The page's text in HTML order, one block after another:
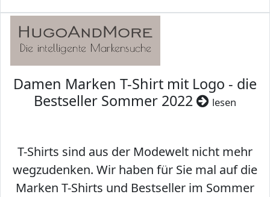
Damen Marken T-Shirt mit Logo - die
Bestseller Sommer 2022
lesen
T-Shirts sind aus der Modewelt nicht mehr
wegzudenken. Wir haben für Sie mal auf die
Marken T-Shirts und Bestseller im Sommer